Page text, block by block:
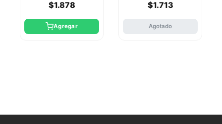
$1.878
Agregar
$1.713
Agotado